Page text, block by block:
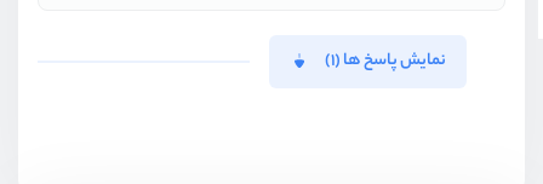
نمایش پاسخ ها (1)